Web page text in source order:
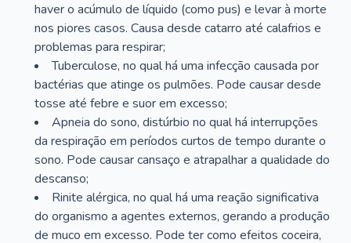
haver o acúmulo de líquido (como pus) e levar à morte
nos piores casos. Causa desde catarro até calafrios e
problemas para respirar;
Tuberculose, no qual há uma infecção causada por
bactérias que atinge os pulmões. Pode causar desde
tosse até febre e suor em excesso;
Apneia do sono, distúrbio no qual há interrupções
da respiração em períodos curtos de tempo durante o
sono. Pode causar cansaço e atrapalhar a qualidade do
descanso;
Rinite alérgica, no qual há uma reação significativa
do organismo a agentes externos, gerando a produção
de muco em excesso. Pode ter como efeitos coceira,